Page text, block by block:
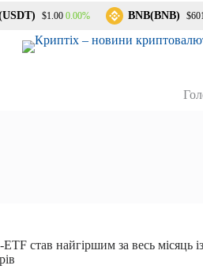
$1.00 0.00% BNB(BNB)
став найгіршим за весь місяць